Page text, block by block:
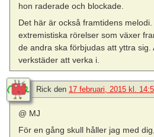
hon raderade och blockade.
Det här är också framtidens
extremistiska rörelser som växer
de andra ska förbjudas att yttra sig.
verkstäder att verka i.
Rick den 17 februari, 2015 kl.
@ MJ
För en gång skull håller jag med